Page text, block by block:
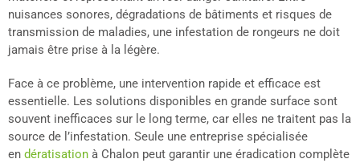
nuisances sonores, dégradations de bâtiments et risques de
transmission de maladies, une infestation de rongeurs ne doit
jamais être prise à la légère.
Face à ce problème, une intervention rapide et efficace est
essentielle. Les solutions disponibles en grande surface sont
souvent inefficaces sur le long terme, car elles ne traitent pas la
source de l’infestation. Seule une entreprise spécialisée
en dératisation à Chalon peut garantir une éradication complète